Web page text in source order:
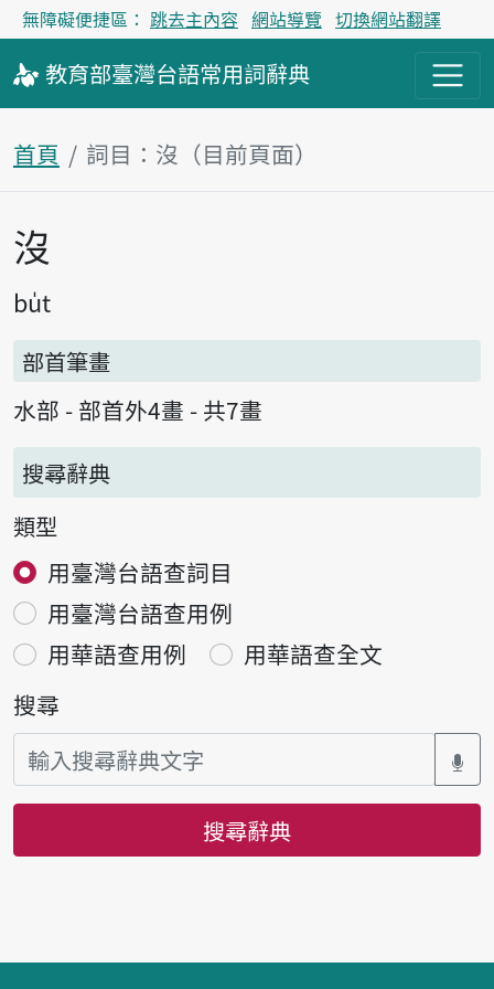
無障礙便捷區： 跳去主內容 網站導覽 切換網站翻譯
教育部臺灣台語常用詞辭典
首頁 詞目：沒（目前頁面）
主內容區塊
沒
bu̍t
部首筆畫
水部 - 部首外4畫 - 共7畫
搜尋辭典
類型
用臺灣台語查詞目
用臺灣台語查用例
用華語查用例
用華語查全文
搜尋
搜尋辭典